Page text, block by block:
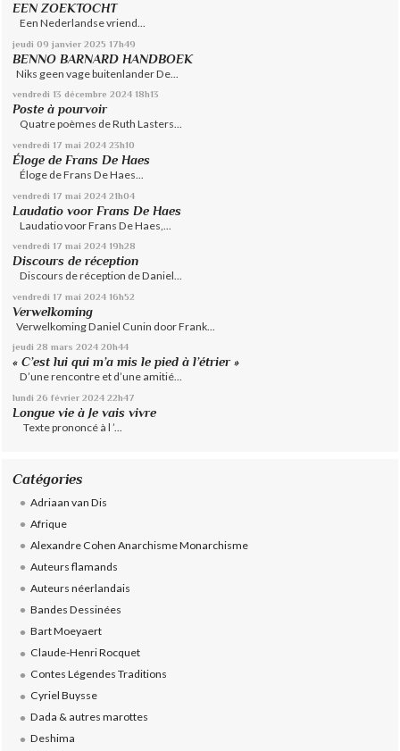
EEN ZOEKTOCHT
Een Nederlandse vriend...
jeudi 09 janvier 2025 17h49
BENNO BARNARD HANDBOEK
Niks geen vage buitenlander De...
vendredi 13 décembre 2024 18h13
Poste à pourvoir
Quatre poèmes de Ruth Lasters...
vendredi 17 mai 2024 23h10
Éloge de Frans De Haes
Éloge de Frans De Haes...
vendredi 17 mai 2024 21h04
Laudatio voor Frans De Haes
Laudatio voor Frans De Haes,...
vendredi 17 mai 2024 19h28
Discours de réception
Discours de réception de Daniel...
vendredi 17 mai 2024 16h52
Verwelkoming
Verwelkoming Daniel Cunin door Frank...
jeudi 28 mars 2024 20h44
« C’est lui qui m’a mis le pied à l’étrier »
D’une rencontre et d’une amitié...
lundi 26 février 2024 22h47
Longue vie à Je vais vivre
Texte prononcé à l ’...
Catégories
Adriaan van Dis
Afrique
Alexandre Cohen Anarchisme Monarchisme
Auteurs flamands
Auteurs néerlandais
Bandes Dessinées
Bart Moeyaert
Claude-Henri Rocquet
Contes Légendes Traditions
Cyriel Buysse
Dada & autres marottes
Deshima